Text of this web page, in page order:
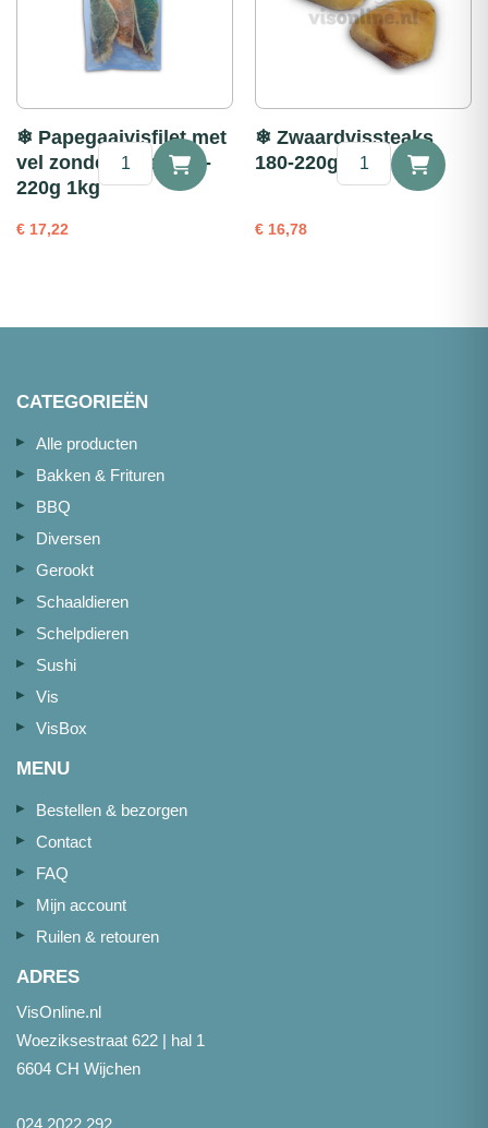
❄ Papegaaivisfilet met
vel zonder graat 170-
220g 1kg
€ 17,22
Papegaaivisfilet
met
1kg
❄ Zwaardvissteaks
180-220g 1kg
€ 16,78
Zwaardvissteaks
CATEGORIEËN
Alle producten
Bakken & Frituren
BBQ
Diversen
Gerookt
Schaaldieren
Schelpdieren
Sushi
Vis
VisBox
MENU
Bestellen & bezorgen
Contact
FAQ
Mijn account
Ruilen & retouren
ADRES
VisOnline.nl
Woeziksestraat 622 | hal 1
6604 CH Wijchen
024 2022 292